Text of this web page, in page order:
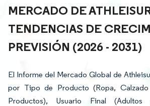
MERCADO DE
TENDENCIAS DE
PREVISIÓN (2026 - 2031)
El Informe del Mercado Global de
por Tipo de Producto (Ropa,
Productos), Usuario Final (Adultos